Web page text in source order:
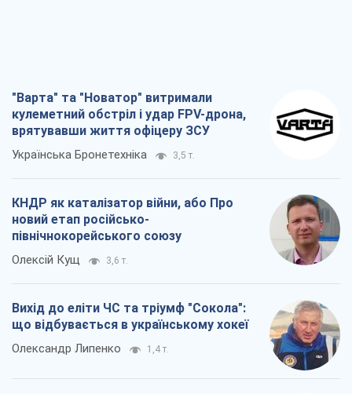
"Варта" та "Новатор" витримали
кулеметний обстріл і удар FPV-дрона,
врятувавши життя офіцеру ЗСУ
Українська Бронетехніка 3,5 т.
КНДР як каталізатор війни, або Про
новий етап російсько-
північнокорейського союзу
Олексій Кущ 3,6 т.
Вихід до еліти ЧС та тріумф "Сокола":
що відбувається в українському хокеї
Олександр Липенко 1,4 т.